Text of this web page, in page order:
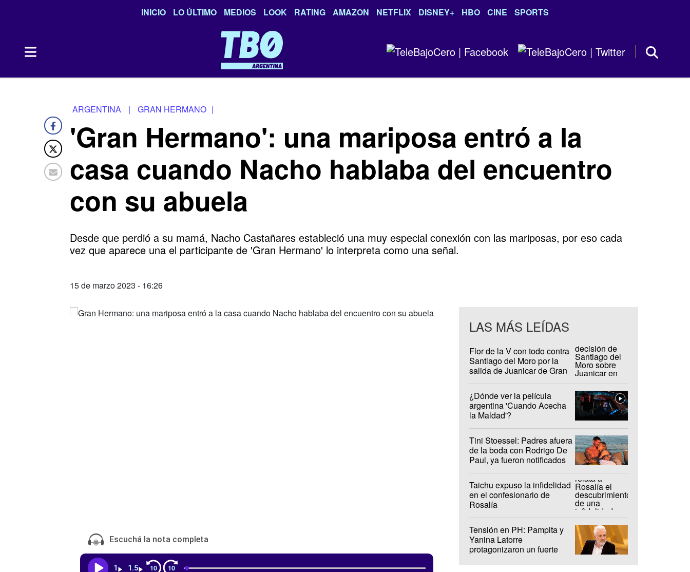
INICIO LO ÚLTIMO MEDIOS LOOK RATING AMAZON NETFLIX DISNEY+ HBO CINE SPORTS
ARGENTINA | GRAN HERMANO |
'Gran Hermano': una mariposa entró a la
casa cuando Nacho hablaba del encuentro
con su abuela
Desde que perdió a su mamá, Nacho Castañares estableció una muy especial conexión con las mariposas, por eso cada
vez que aparece una el participante de 'Gran Hermano' lo interpreta como una señal.
15 de marzo 2023 - 16:26
Escuchá la nota completa
1 1.5 10 10
LAS MÁS LEÍDAS
Flor de la V con todo contra
Santiago del Moro por la
salida de Juanicar de Gran
¿Dónde ver la película
argentina 'Cuando Acecha
la Maldad'?
Tini Stoessel: Padres afuera
de la boda con Rodrigo De
Paul, ya fueron notificados
Taichu expuso la infidelidad
en el confesionario de
Rosalía
Tensión en PH: Pampita y
Yanina Latorre
protagonizaron un fuerte